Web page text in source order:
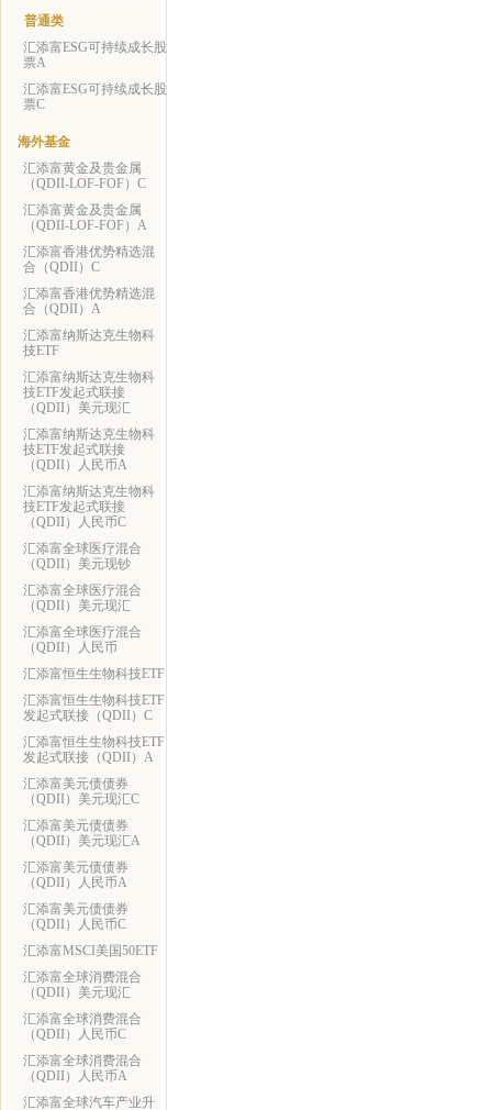
普通类
汇添富ESG可持续成长股
票A
汇添富ESG可持续成长股
票C
海外基金
汇添富黄金及贵金属
（QDII-LOF-FOF）C
汇添富黄金及贵金属
（QDII-LOF-FOF）A
汇添富香港优势精选混
合（QDII）C
汇添富香港优势精选混
合（QDII）A
汇添富纳斯达克生物科
技ETF
汇添富纳斯达克生物科
技ETF发起式联接
（QDII）美元现汇
汇添富纳斯达克生物科
技ETF发起式联接
（QDII）人民币A
汇添富纳斯达克生物科
技ETF发起式联接
（QDII）人民币C
汇添富全球医疗混合
（QDII）美元现钞
汇添富全球医疗混合
（QDII）美元现汇
汇添富全球医疗混合
（QDII）人民币
汇添富恒生生物科技ETF
汇添富恒生生物科技ETF
发起式联接（QDII）C
汇添富恒生生物科技ETF
发起式联接（QDII）A
汇添富美元债债券
（QDII）美元现汇C
汇添富美元债债券
（QDII）美元现汇A
汇添富美元债债券
（QDII）人民币A
汇添富美元债债券
（QDII）人民币C
汇添富MSCI美国50ETF
汇添富全球消费混合
（QDII）美元现汇
汇添富全球消费混合
（QDII）人民币C
汇添富全球消费混合
（QDII）人民币A
汇添富全球汽车产业升